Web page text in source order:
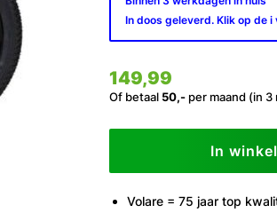
In doos geleverd. Klik op de
149,99
Of betaal50,-per maand (in 3
In
Volare = 75 jaar top